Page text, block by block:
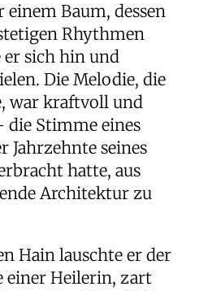
Baum, dessen
Rhythmen
er sich hin und
Die Melodie, die
war kraftvoll und
die Stimme eines
Jahrzehnte seines
hatte, aus
Architektur zu
Hain lauschte er der
einer Heilerin, zart